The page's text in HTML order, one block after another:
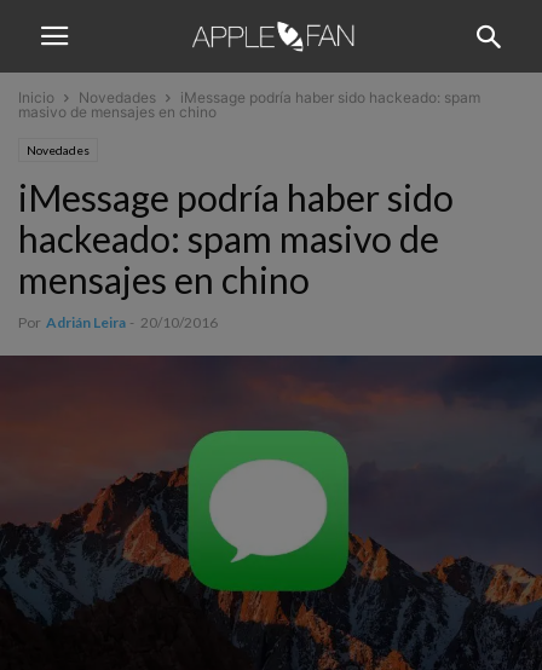
Inicio Novedades
iMessage podría haber sido hackeado: spam
masivo de mensajes en chino
Novedades
iMessage podría haber sido
hackeado: spam masivo de
mensajes en chino
Por Adrián Leira - 20/10/2016